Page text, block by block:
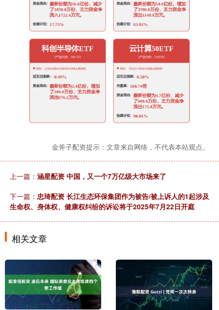
金斧子配资提示：文章来自网络，不代表本站观点。
上一篇： 涵星配资 中国，又一个7万亿级大市场来了
下一篇： 忠琦配资 长江生态环保集团作为被告/被上诉人的1起涉及
生命权、身体权、健康权纠纷的诉讼将于2025年7月22日开庭
相关文章